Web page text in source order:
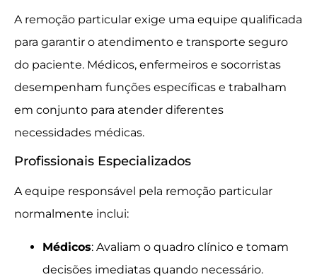
A remoção particular exige uma equipe qualificada
para garantir o atendimento e transporte seguro
do paciente. Médicos, enfermeiros e socorristas
desempenham funções específicas e trabalham
em conjunto para atender diferentes
necessidades médicas.
Profissionais Especializados
A equipe responsável pela remoção particular
normalmente inclui:
Médicos: Avaliam o quadro clínico e tomam
decisões imediatas quando necessário.